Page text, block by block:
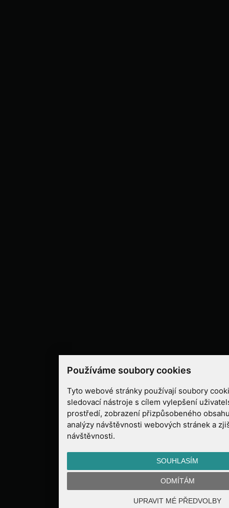
Používáme soubory cookies
Tyto webové stránky používají soubory
sledovací nástroje s cílem vylepšení
prostředí, zobrazení přizpůsobeného
analýzy návštěvnosti webových stránek a
návštěvnosti.
SOUHLASÍM
ODMÍTÁM
UPRAVIT MÉ PŘEDVOLBY